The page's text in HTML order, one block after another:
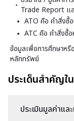
Trade Report แ
ATO คือ คำสั่งซื้
ATC คือ คำสั่งซื้
ข้อมูลเพื่อการศึกษาหรื
หลักทรัพย์
ประเด็นสำคัญใ
ประเมินมูลค่าแ